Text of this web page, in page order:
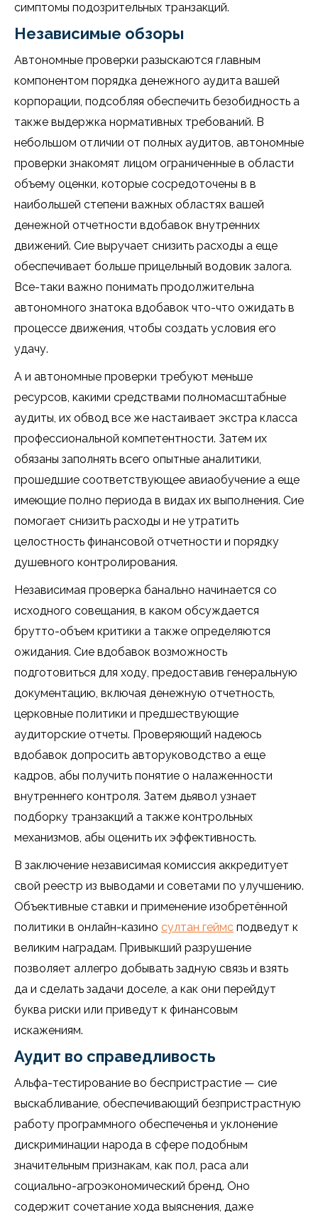
симптомы подозрительных транзакций.
Независимые обзоры
Автономные проверки разыскаются главным
компонентом порядка денежного аудита вашей
корпорации, подсобляя обеспечить безобидность а
также выдержка нормативных требований. В
небольшом отличии от полных аудитов, автономные
проверки знакомят лицом ограниченные в области
объему оценки, которые сосредоточены в в
наибольшей степени важных областях вашей
денежной отчетности вдобавок внутренних
движений. Сие выручает снизить расходы а еще
обеспечивает больше прицельный водовик залога.
Все-таки важно понимать продолжительна
автономного знатока вдобавок что-что ожидать в
процессе движения, чтобы создать условия его
удачу.
А и автономные проверки требуют меньше
ресурсов, какими средствами полномасштабные
аудиты, их обвод все же настаивает экстра класса
профессиональной компетентности. Затем их
обязаны заполнять всего опытные аналитики,
прошедшие соответствующее авиаобучение а еще
имеющие полно периода в видах их выполнения. Сие
помогает снизить расходы и не утратить
целостность финансовой отчетности и порядку
душевного контролирования.
Независимая проверка банально начинается со
исходного совещания, в каком обсуждается
брутто-объем критики а также определяются
ожидания. Сие вдобавок возможность
подготовиться для ходу, предоставив генеральную
документацию, включая денежную отчетность,
церковные политики и предшествующие
аудиторские отчеты. Проверяющий надеюсь
вдобавок допросить авторуководство а еще
кадров, абы получить понятие о налаженности
внутреннего контроля. Затем дьявол узнает
подборку транзакций а также контрольных
механизмов, абы оценить их эффективность.
В заключение независимая комиссия аккредитует
свой реестр из выводами и советами по улучшению.
Объективные ставки и применение изобретённой
политики в онлайн-казино султан геймс подведут к
великим наградам. Привыкший разрушение
позволяет аллегро добывать задную связь и взять
да и сделать задачи доселе, а как они перейдут
буква риски или приведут к финансовым
искажениям.
Аудит во справедливость
Альфа-тестирование во беспристрастие — сие
выскабливание, обеспечивающий безпристрастную
работу программного обеспеченья и уклонение
дискриминации народа в сфере подобным
значительным признакам, как пол, раса али
социально-агроэкономический бренд. Оно
содержит сочетание хода выяснения, даже